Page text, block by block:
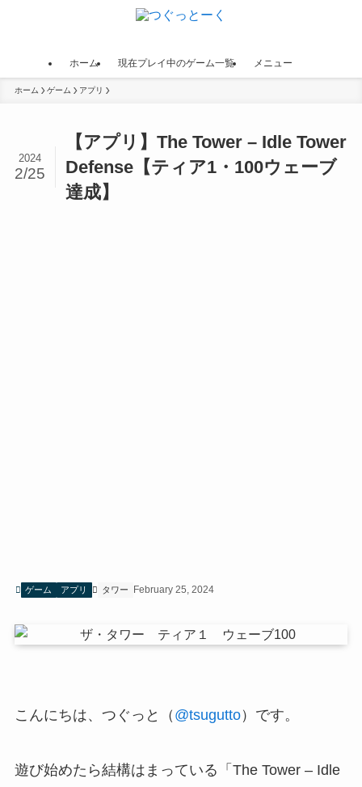
ホーム 現在プレイ中のゲーム一覧 メニュー
ホーム ゲーム アプリ
【アプリ】The Tower – Idle Tower
Defense【ティア1・100ウェーブ
達成】
2024
2/25
ゲーム アプリ タワー February 25, 2024
こんにちは、つぐっと（ @tsugutto）です。
遊び始めたら結構はまっている「The Tower – Idle